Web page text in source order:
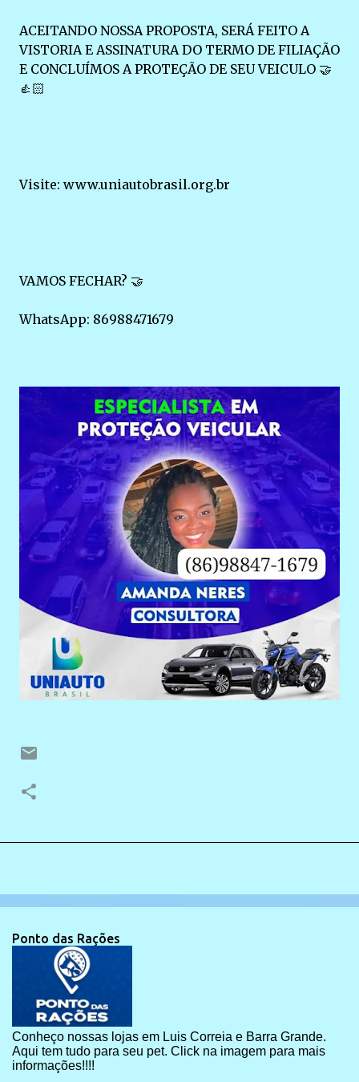
ACEITANDO NOSSA PROPOSTA, SERÁ FEITO A
VISTORIA E ASSINATURA DO TERMO DE FILIAÇÃO
E CONCLUÍMOS A PROTEÇÃO DE SEU VEICULO 🤝
👍🏻
Visite: www.uniautobrasil.org.br
VAMOS FECHAR? 🤝
WhatsApp: 86988471679
Ponto das Rações
Conheço nossas lojas em Luis Correia e Barra Grande.
Aqui tem tudo para seu pet. Click na imagem para mais
informações!!!!